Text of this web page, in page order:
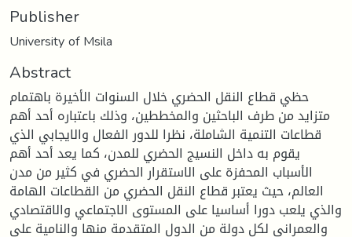
Publisher
University of Msila
Abstract
حظي قطاع النقل الحضري خلال السنوات الأخيرة باهتمام
متزايد من طرف الباحثين والمخططين، وذلك باعتباره أحد أهم
قطاعات التنمية الشاملة، نظرا للدور الفعال والايجابي الذي
يقوم به داخل النسيج الحضري للمدن، كما يعد أحد أهم
الأسباب المحفزة على الاستقرار الحضري في كثير من مدن
العالم، حيث يعتبر قطاع النقل الحضري من القطاعات الهامة
والذي يلعب دورا أساسيا على المستوى الاجتماعي والاقتصادي
والعمراني لكل دولة من الدول المتقدمة منها والنامية على